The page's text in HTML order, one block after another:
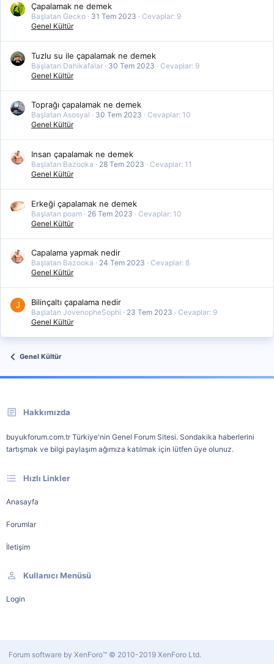
Çapalamak ne demek
Başlatan Gecko 31 Tem 2023
Cevaplar: 9
Genel Kültür
Tuzlu su ile çapalamak ne demek
Başlatan Dahikafalar 30 Tem 2023
Cevaplar: 9
Genel Kültür
Toprağı çapalamak ne demek
Başlatan Asosyal 30 Tem 2023
Cevaplar: 10
Genel Kültür
Insan çapalamak ne demek
Başlatan Bazooka 28 Tem 2023
Cevaplar: 11
Genel Kültür
Erkeği çapalamak ne demek
Başlatan poam 26 Tem 2023
Cevaplar: 10
Genel Kültür
Capalama yapmak nedir
Başlatan Bazooka 24 Tem 2023
Cevaplar: 8
Genel Kültür
J Bilinçaltı çapalama nedir
Başlatan JovenopheSophi 23 Tem 2023
Cevaplar: 9
Genel Kültür
Genel Kültür
Hakkımızda
buyukforum.com.tr Türkiye'nin Genel Forum Sitesi. Sondakika haberlerini
tartışmak ve bilgi paylaşım ağımıza katılmak için lütfen üye olunuz.
Hızlı Linkler
Anasayfa
Forumlar
İletişim
Kullanıcı Menüsü
Login
Forum software by XenForo™ © 2010-2019 XenForo Ltd.